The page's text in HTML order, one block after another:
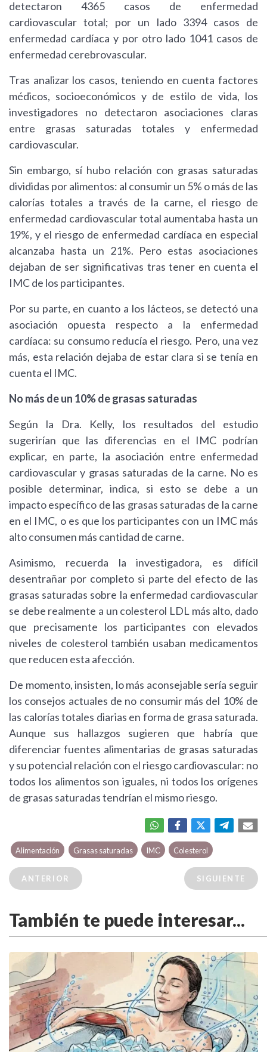
detectaron 4365 casos de enfermedad
cardiovascular total; por un lado 3394 casos de
enfermedad cardíaca y por otro lado 1041 casos de
enfermedad cerebrovascular.
Tras analizar los casos, teniendo en cuenta factores
médicos, socioeconómicos y de estilo de vida, los
investigadores no detectaron asociaciones claras
entre grasas saturadas totales y enfermedad
cardiovascular.
Sin embargo, sí hubo relación con grasas saturadas
divididas por alimentos: al consumir un 5% o más de las
calorías totales a través de la carne, el riesgo de
enfermedad cardiovascular total aumentaba hasta un
19%, y el riesgo de enfermedad cardíaca en especial
alcanzaba hasta un 21%. Pero estas asociaciones
dejaban de ser significativas tras tener en cuenta el
IMC de los participantes.
Por su parte, en cuanto a los lácteos, se detectó una
asociación opuesta respecto a la enfermedad
cardíaca: su consumo reducía el riesgo. Pero, una vez
más, esta relación dejaba de estar clara si se tenía en
cuenta el IMC.
No más de un 10% de grasas saturadas
Según la Dra. Kelly, los resultados del estudio
sugerirían que las diferencias en el IMC podrían
explicar, en parte, la asociación entre enfermedad
cardiovascular y grasas saturadas de la carne. No es
posible determinar, indica, si esto se debe a un
impacto específico de las grasas saturadas de la carne
en el IMC, o es que los participantes con un IMC más
alto consumen más cantidad de carne.
Asimismo, recuerda la investigadora, es difícil
desentrañar por completo si parte del efecto de las
grasas saturadas sobre la enfermedad cardiovascular
se debe realmente a un colesterol LDL más alto, dado
que precisamente los participantes con elevados
niveles de colesterol también usaban medicamentos
que reducen esta afección.
De momento, insisten, lo más aconsejable sería seguir
los consejos actuales de no consumir más del 10% de
las calorías totales diarias en forma de grasa saturada.
Aunque sus hallazgos sugieren que habría que
diferenciar fuentes alimentarias de grasas saturadas
y su potencial relación con el riesgo cardiovascular: no
todos los alimentos son iguales, ni todos los orígenes
de grasas saturadas tendrían el mismo riesgo.
Alimentación Grasas saturadas IMC Colesterol
ANTERIOR SIGUIENTE
También te puede interesar...